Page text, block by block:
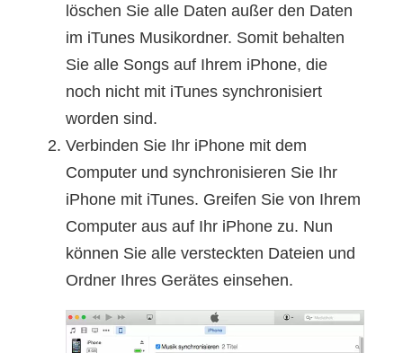
löschen Sie alle Daten außer den Daten
im iTunes Musikordner. Somit behalten
Sie alle Songs auf Ihrem iPhone, die
noch nicht mit iTunes synchronisiert
worden sind.
Verbinden Sie Ihr iPhone mit dem
Computer und synchronisieren Sie Ihr
iPhone mit iTunes. Greifen Sie von Ihrem
Computer aus auf Ihr iPhone zu. Nun
können Sie alle versteckten Dateien und
Ordner Ihres Gerätes einsehen.